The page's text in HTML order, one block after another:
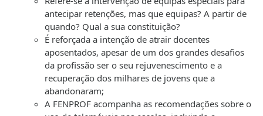
antecipar retenções, mas que equipas? A partir de
quando? Qual a sua constituição?
É reforçada a intenção de atrair docentes
aposentados, apesar de um dos grandes desafios
da profissão ser o seu rejuvenescimento e a
recuperação dos milhares de jovens que a
abandonaram;
A FENPROF acompanha as recomendações sobre o